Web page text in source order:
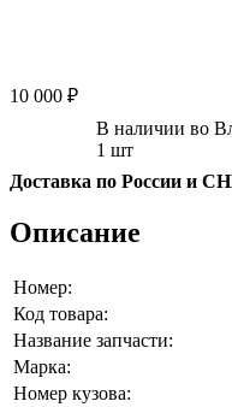
10 000 ₽
В наличии во
1 шт
Доставка по России и
Описание
Номер:
Код товара:
Название запчасти:
Марка:
Номер кузова: